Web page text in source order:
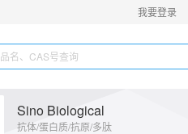
我要登录
Sino Biological
抗体/蛋白质/抗原/多肽